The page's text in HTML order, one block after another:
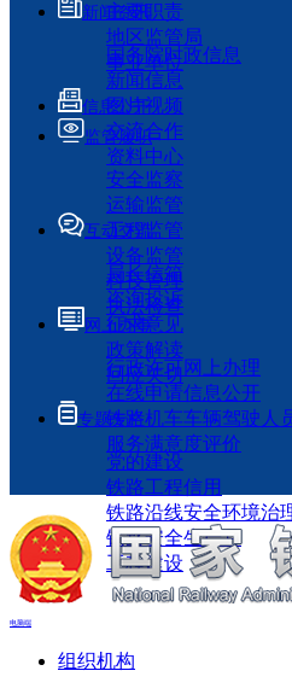
主要职责
地区监管局
事业单位
新闻资讯
国务院时政信息
新闻信息
图片视频
交流合作
资料中心
信息公开
监管履职
安全监察
运输监管
工程监管
设备监管
科技管理
执法检查
互动交流
局长信箱
咨询投诉
征求意见
政策解读
回应关切
网上办事
行政许可网上办理
在线申请信息公开
铁路机车车辆驾驶人
服务满意度评价
专题专栏
党的建设
铁路工程信用
铁路沿线安全环境治
铁路安全生产月
工程建设
电脑端
组织机构